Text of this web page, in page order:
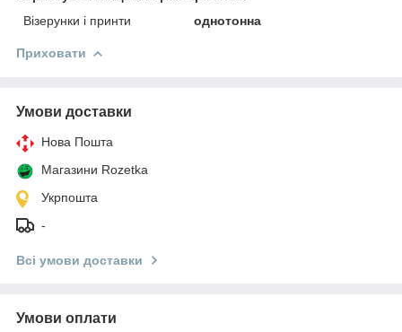
Візерунки і принти
однотонна
Приховати
Умови доставки
Нова Пошта
Магазини Rozetka
Укрпошта
-
Всі умови доставки
Умови оплати